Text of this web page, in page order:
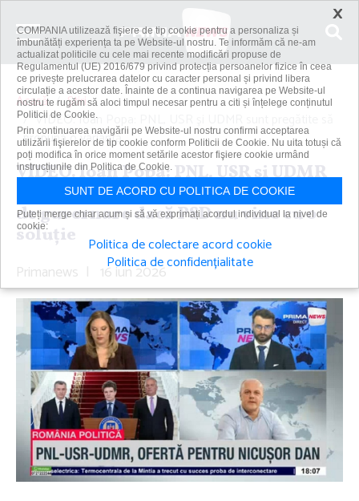
Acasă
Știri
VIDEO. Ioan Popa: PNL, USR şi UDMR sunt pregătite să
propună o variantă...
VIDEO. Ioan Popa: PNL, USR şi UDMR
sunt pregătite să propună o variantă
de guvernare dacă PSD nu vine cu o
soluţie
Primanews | 16 iun 2026
×
COMPANIA utilizează fişiere de tip cookie pentru a personaliza și
îmbunătăți experiența ta pe Website-ul nostru. Te informăm că ne-am
actualizat politicile cu cele mai recente modificări propuse de
Regulamentul (UE) 2016/679 privind protecția persoanelor fizice în ceea
ce privește prelucrarea datelor cu caracter personal și privind libera
circulație a acestor date. Înainte de a continua navigarea pe Website-ul
nostru te rugăm să aloci timpul necesar pentru a citi și înțelege conținutul
Politicii de Cookie.
Prin continuarea navigării pe Website-ul nostru confirmi acceptarea
utilizării fişierelor de tip cookie conform Politicii de Cookie. Nu uita totuși că
poți modifica în orice moment setările acestor fişiere cookie urmând
instrucțiunile din Politica de Cookie.
SUNT DE ACORD CU POLITICA DE COOKIE
Puteți merge chiar acum și să vă exprimați acordul individual la nivel de
cookie:
Politica de colectare acord cookie
Politica de confidențialitate